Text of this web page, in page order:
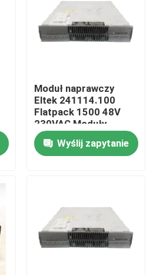
Moduł naprawczy
Eltek 241114.100
Flatpack 1500 48V
230VAC Moduły
naprawcze mocy
telekomunikacyjnych
Wyślij zapytanie